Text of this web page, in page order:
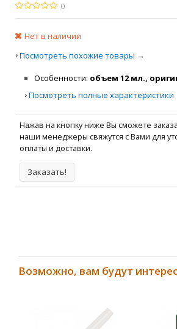
0
Нет в наличии
›Посмотреть похожие товары →
Особенности объем 12 мл.,
›Посмотреть полные характеристики
Нажав на кнопку ниже Вы сможете
наши менеджеры свяжутся с Вами для
оплаты и доставки.
Заказать!
Возможно, вам будут